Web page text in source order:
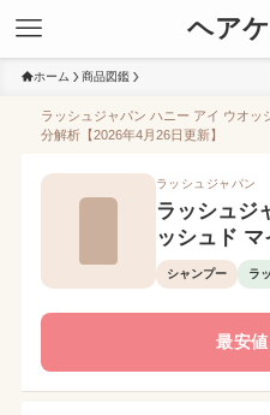
ヘア
ホーム 商品図鑑
ラッシュジャパン ハニー アイ ウオ
分解析【2026年4月26日更新】
ラッシュジャパン
ラッシュジ
ッシュド
シャンプー ラ
最安